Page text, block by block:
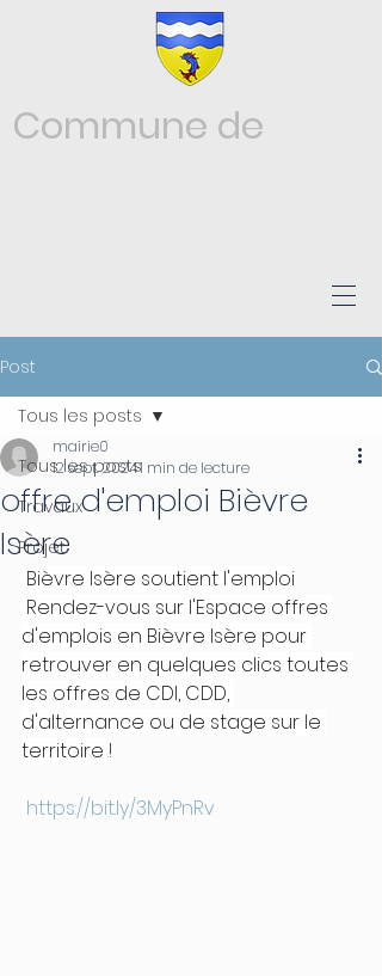
Commune de
Post
Tous les posts
Travaux
Projet
Tous les posts
offre d'emploi Bièvre
Isère
mairie0
12 sept. 20241 min de lecture
Bièvre Isère soutient l'emploi
Rendez-vous sur l'Espace offres
d'emplois en Bièvre Isère pour
retrouver en quelques clics toutes
les offres de CDI, CDD,
d'alternance ou de stage sur le
territoire !
https://bit.ly/3MyPnRv